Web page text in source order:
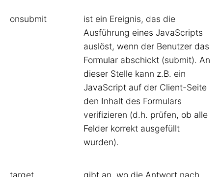
onsubmit
ist ein Ereignis, das die
Ausführung eines JavaScripts
auslöst, wenn der Benutzer das
Formular abschickt (submit). An
dieser Stelle kann z.B. ein
JavaScript auf der Client-Seite
den Inhalt des Formulars
verifizieren (d.h. prüfen, ob alle
Felder korrekt ausgefüllt
wurden).